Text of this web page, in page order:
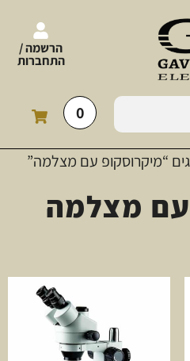
הרשמה /
התחברות
0
“מיקרוסקופ עם מצלמה”
עם מצלמה